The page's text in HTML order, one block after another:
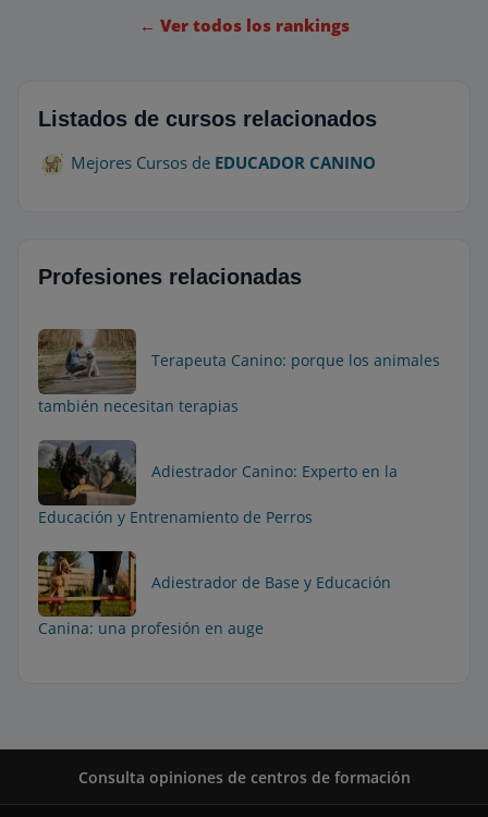
← Ver todos los rankings
Listados de cursos relacionados
Mejores Cursos de EDUCADOR CANINO
Profesiones relacionadas
Terapeuta Canino: porque los animales
también necesitan terapias
Adiestrador Canino: Experto en la
Educación y Entrenamiento de Perros
Adiestrador de Base y Educación
Canina: una profesión en auge
Consulta opiniones de centros de formación